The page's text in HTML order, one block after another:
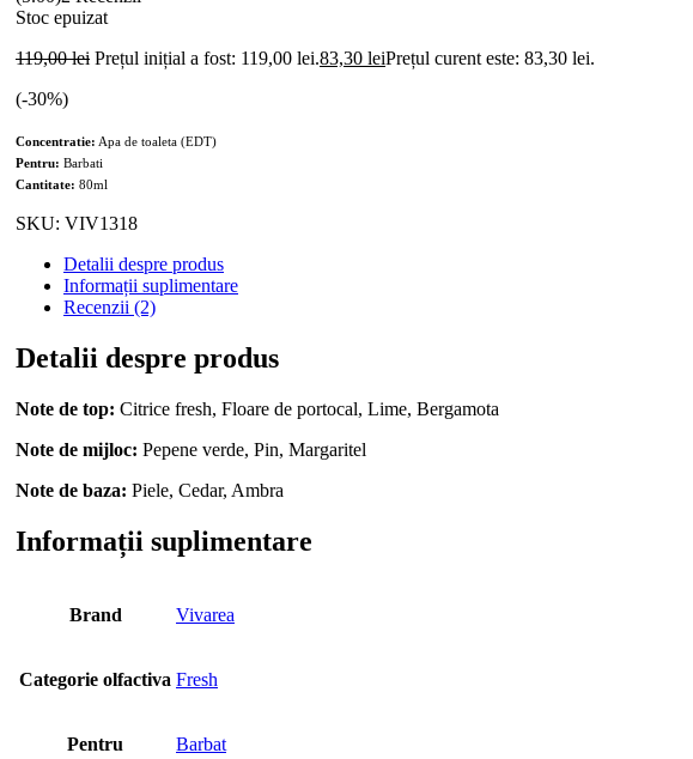
Stoc epuizat
119,00lei Prețul inițial a fost: 119,00 lei.83,30 leiPrețul curent este: 83,30 lei.
(-30%)
Concentratie: Apa de toaleta (EDT)
Pentru: Barbati
Cantitate: 80ml
SKU: VIV1318
Detalii despre produs
Informații suplimentare
Recenzii (2)
Detalii despre produs
Note de top: Citrice fresh, Floare de portocal, Lime, Bergamota
Note de mijloc: Pepene verde, Pin, Margaritel
Note de baza: Piele, Cedar, Ambra
Informații suplimentare
Brand Vivarea
Categorie olfactiva Fresh
Pentru Barbat